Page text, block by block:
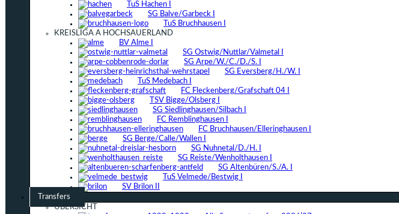
TuS Hachen I
SG Balve/Garbeck I
TuS Bruchhausen I
KREISLIGA A HOCHSAUERLAND
BV Alme I
SG Ostwig/Nuttlar/Valmetal I
SG Arpe/W./C./D./S. I
SG Eversberg/H./W. I
TuS Medebach I
FC Fleckenberg/Grafschaft 04 I
TSV Bigge/Olsberg I
SG Siedlinghausen/Silbach I
FC Remblinghausen I
FC Bruchhausen/Elleringhausen I
SG Berge/Calle/Wallen I
SG Nuhnetal/D./H. I
SG Reiste/Wenholthausen I
SG Altenbüren/S./A. I
TuS Velmede/Bestwig I
SV Brilon II
Transfers
ÜBERSICHT